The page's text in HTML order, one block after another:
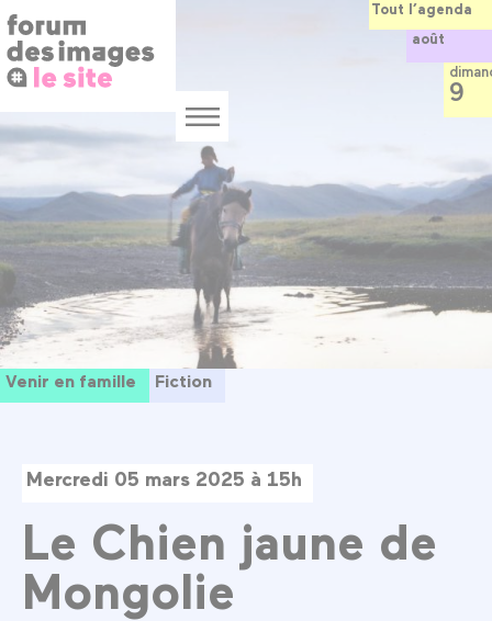
au
contenu
principal
Menu
Venir en famille Fiction
Mercredi 05 mars 2025 à 15h
Le Chien jaune de
Mongolie
Tout l’agenda
août
9